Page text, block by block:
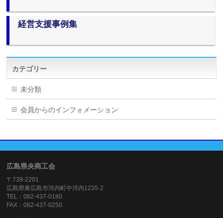
経営支援事例集
カテゴリー
未分類
会員からのインフォメーション
広島県央商工会
〒739-2201
広島県東広島市河内町中河内1235-2
TEL：082-437-0180
FAX：082-437-0250